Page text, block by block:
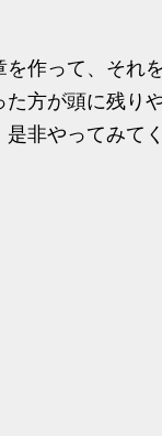
を作って、それ
た方が頭に残り
非やってみて